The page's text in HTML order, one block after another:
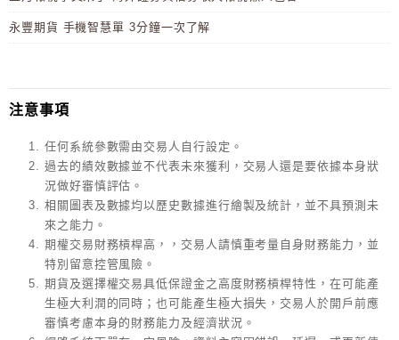
永豐期貨 手機智慧單 3分鐘一次了解
注意事項
任何系統參數需由交易人自行設定。
過去的績效數據並不代表未來獲利，交易人還是要依據本身狀
況做好審慎評估。
相關圖表及數據均以歷史數據進行繪製及統計，並不具預測未
來之能力。
期權交易財務槓桿高，，交易人請慎重考量自身財務能力，並
特別留意控管風險。
期貨及選擇權交易具低保證金之高度財務槓桿特性，在可能產
生極大利潤的同時；也可能產生極大損失，交易人於開戶前應
審慎考慮本身的財務能力及經濟狀況。